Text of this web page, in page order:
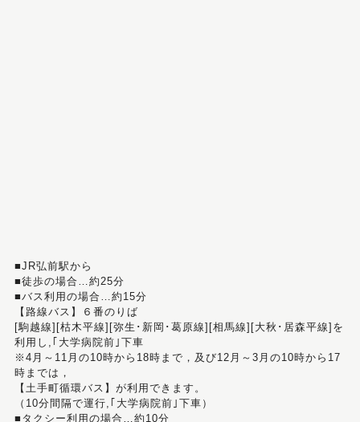
■JR弘前駅から
■徒歩の場合…約25分
■バス利用の場合…約15分
【路線バス】６番のりば
[駒越線][枯木平線][弥生･新岡･葛原線][相馬線][大秋･居森平線]を
利用し,｢大学病院前｣下車
※4月～11月の10時から18時まで，及び12月～3月の10時から17
時までは，
【土手町循環バス】が利用できます。
（10分間隔で運行,｢大学病院前｣下車）
■タクシー利用の場合…約10分